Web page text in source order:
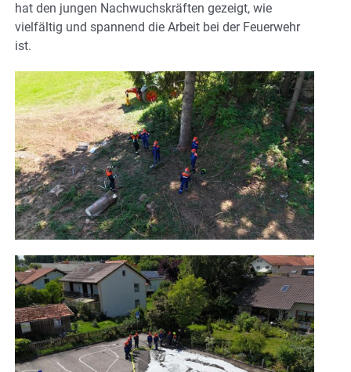
hat den jungen Nachwuchskräften gezeigt, wie
vielfältig und spannend die Arbeit bei der Feuerwehr
ist.